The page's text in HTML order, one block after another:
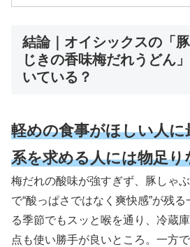
結論｜オイシックスの「
じきの香味梅だれうどん
いている？
軽めの食事がほしい人
系を求める人には物足り
梅だれの酸味が強すぎず、豚しゃ
で“酸っぱさではなく爽快感”が残
る季節でもスッと喉を通り、冷蔵
点も使い勝手が良いところ。一方